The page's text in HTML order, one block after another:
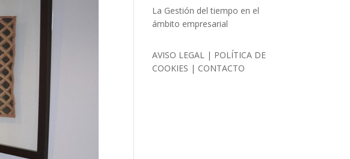
La Gestión del tiempo en el
ámbito empresarial
AVISO LEGAL | POLÍTICA DE
COOKIES | CONTACTO